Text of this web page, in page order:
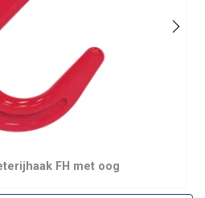
FH met oog